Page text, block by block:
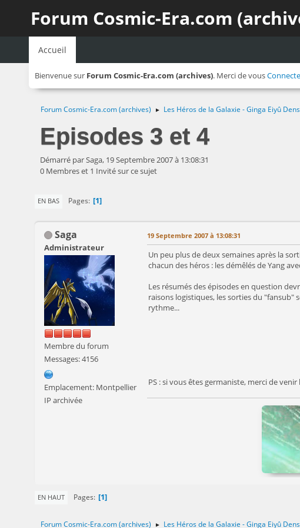
Forum Cosmic-Era.com
Accueil
Bienvenue sur Forum Cosmic-Era.com (archives). Merci de vous
Forum Cosmic-Era.com (archives) ► Les Héros de la Galaxie - Ginga Eiyû
Episodes 3 et 4
Démarré par Saga, 19 Septembre 2007 à 13:08:31
0 Membres et 1 Invité sur ce sujet
EN BAS Pages 1
Saga
Administrateur
Membre du forum
Messages: 4156
Emplacement: Montpellier
IP archivée
19 Septembre 2007 à 13:08:31
Un peu plus de deux semaines après la
chacun des héros : les démêlés de Yang
Les résumés des épisodes en question
raisons logistiques, les sorties du "fansub"
rythme...
PS : si vous êtes germaniste, merci de venir
EN HAUT Pages 1
Forum Cosmic-Era.com (archives) ► Les Héros de la Galaxie - Ginga Eiyû